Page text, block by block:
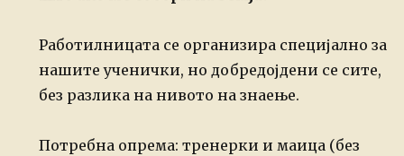
Работилницатасе организира специјално за
нашите ученички, но добредојдени се сите,
без разлика на нивото на знаење.
Потребна опрема: тренерки и маица (без